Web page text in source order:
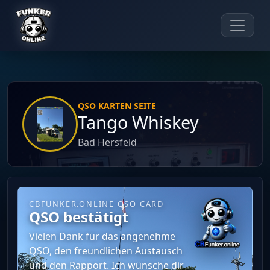
QSO KARTEN SEITE
Tango Whiskey
Bad Hersfeld
CBFUNKER.ONLINE QSO CARD
QSO bestätigt
Vielen Dank für das angenehme
QSO, den freundlichen Austausch
und den Rapport. Ich wünsche dir